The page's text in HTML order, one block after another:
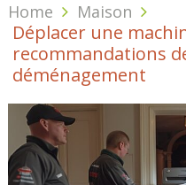
Home Maison
Déplacer une
recommandations
déménagement